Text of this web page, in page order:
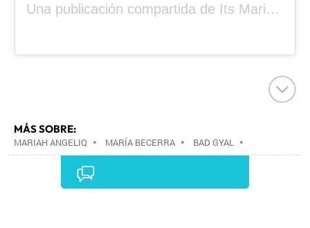
Una publicación compartida de Its Mariah Baby (@mariahangeliq)
MÁS SOBRE:
MARIAH ANGELIQ • MARÍA BECERRA • BAD GYAL •